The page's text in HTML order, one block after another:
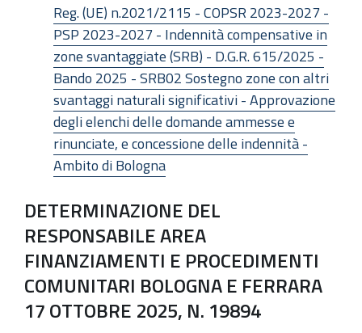
Reg. (UE) n.2021/2115 - COPSR 2023-2027 -
PSP 2023-2027 - Indennità compensative in
zone svantaggiate (SRB) - D.G.R. 615/2025 -
Bando 2025 - SRB02 Sostegno zone con altri
svantaggi naturali significativi - Approvazione
degli elenchi delle domande ammesse e
rinunciate, e concessione delle indennità -
Ambito di Bologna
DETERMINAZIONE DEL
RESPONSABILE AREA
FINANZIAMENTI E PROCEDIMENTI
COMUNITARI BOLOGNA E FERRARA
17 OTTOBRE 2025, N. 19894